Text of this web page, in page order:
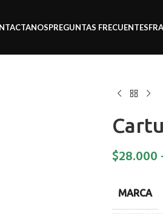
PREGUNTAS FRECUENTES
$28.000
MARCA